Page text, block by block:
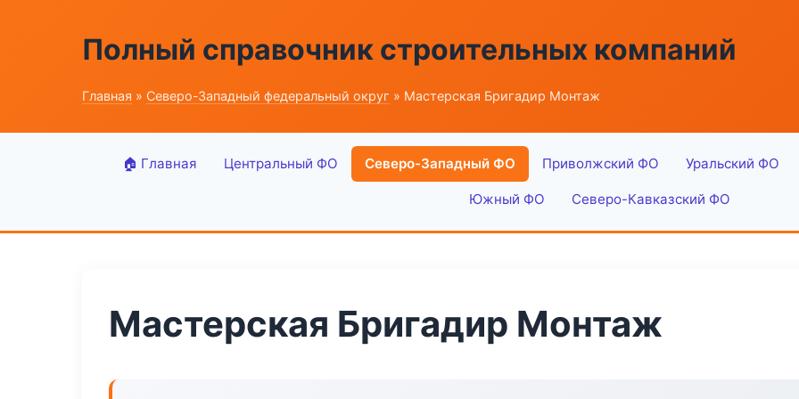
Полный справочник строительных компаний
Главная » Северо-Западный федеральный округ » Мастерская Бригадир Монтаж
🏠 Главная Центральный ФО Северо-Западный ФО Приволжский ФО Уральский ФО
Южный ФО Северо-Кавказский ФО
Мастерская Бригадир Монтаж